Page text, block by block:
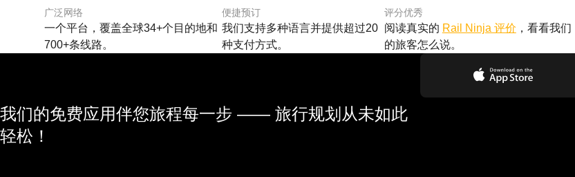
广泛网络
一个平台，覆盖全球34+个目的地和
700+条线路。
便捷预订
我们支持多种语言并提供超过20
种支付方式。
评分优秀
阅读真实的 Rail Ninja 评价 ，看看我们
的旅客怎么说。
我们的免费应用伴您旅程每一步 —— 旅行规划从未如此
轻松！